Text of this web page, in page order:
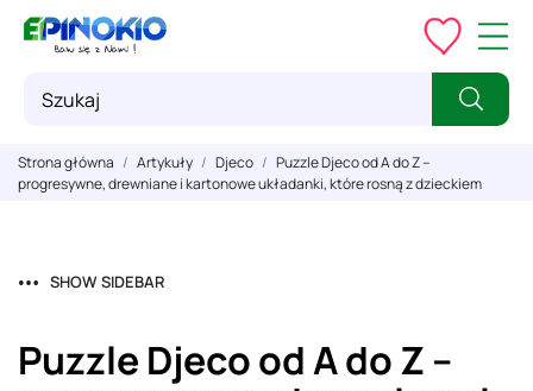
Strona główna Artykuły Djeco
Puzzle Djeco od A do Z –
progresywne, drewniane i kartonowe układanki, które rosną z dzieckiem
SHOW SIDEBAR
Puzzle Djeco od A do Z –